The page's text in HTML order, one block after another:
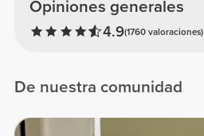
Opiniones generales
4.9(1760 valoraciones)
De nuestra comunidad